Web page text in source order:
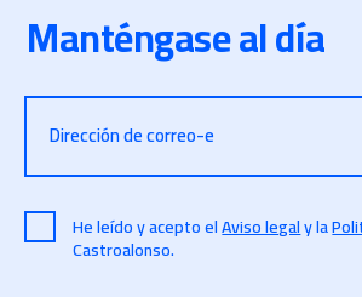
Manténgase al día
Dirección de correo-e
He leído y acepto elAviso legaly la
Castroalonso.